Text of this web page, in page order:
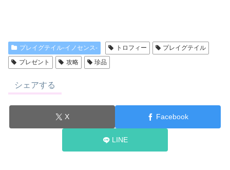
プレイグテイル‐イノセンス‐ トロフィー
プレイグテイル
プレゼント
攻略 珍品
シェアする
X Facebook
LINE